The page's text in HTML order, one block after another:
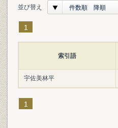
並び替え 件数順 降順
1
索引語
宇佐美林平
1